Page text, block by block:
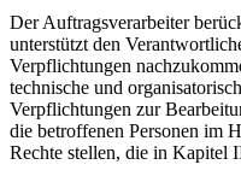
Der Auftragsverarbeiter
unterstützt den
Verpflichtungen
technische und
Verpflichtungen zur
die betroffenen Personen im
Rechte stellen, die in Kapitel